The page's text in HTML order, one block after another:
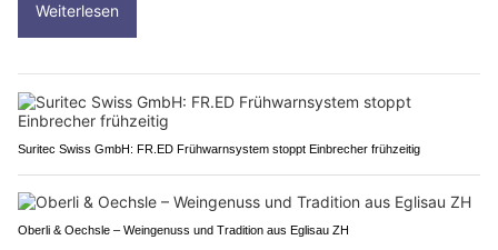
Weiterlesen
Suritec Swiss GmbH: FR.ED Frühwarnsystem stoppt Einbrecher frühzeitig
Oberli & Oechsle – Weingenuss und Tradition aus Eglisau ZH